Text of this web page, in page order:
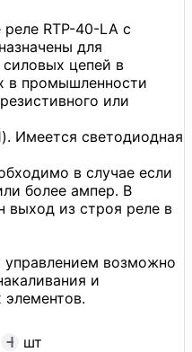
RTP-40-LA с
для
цепей в
в промышленности
или
Имеется светодиодная
в случае если
более ампер. В
выход из строя реле в
возможно
и
шт